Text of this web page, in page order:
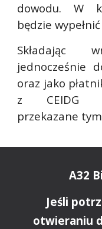
dowodu. W
będzie
Składając
jednocześnie
oraz jako
z CEIDG
przekazane
A32
Jeśli
otwieraniu